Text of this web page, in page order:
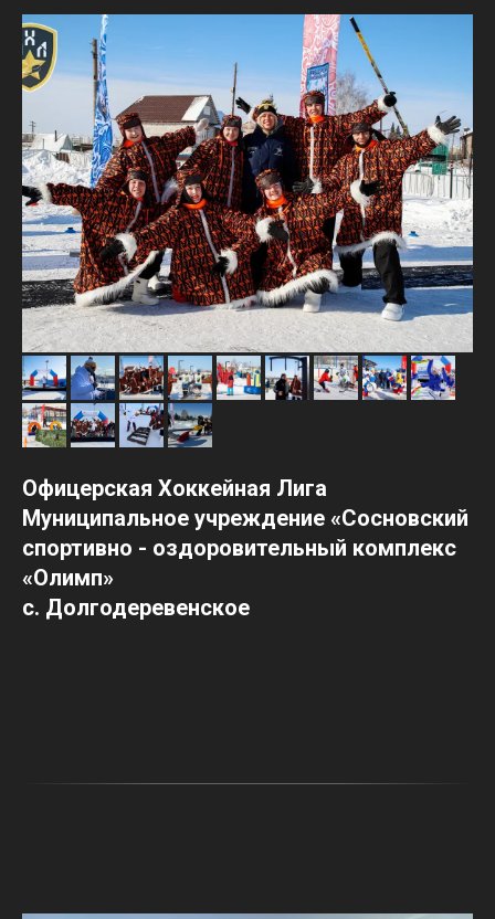
Офицерская Хоккейная Лига
Муниципальное учреждение «Сосновский
спортивно - оздоровительный комплекс
«Олимп»
с. Долгодеревенское